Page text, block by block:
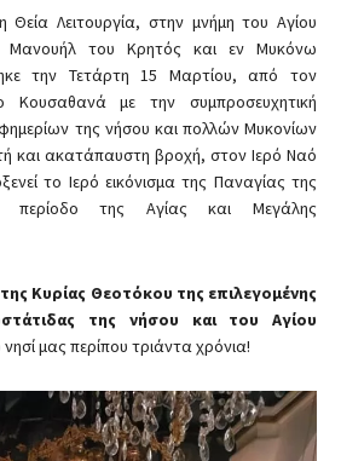
Θεία Λειτουργία, στην μνήμη του Αγίου
Μανουήλ του Κρητός και εν Μυκόνω
την Τετάρτη 15 Μαρτίου, από τον
Κουσαθανά με την συμπροσευχητική
της νήσου και πολλών Μυκονίων
και ακατάπαυστη βροχή, στον Ιερό Ναό
το Ιερό εικόνισμα της Παναγίας της
περίοδο της Αγίας και Μεγάλης
Κυρίας Θεοτόκου της επιλεγομένης
της νήσου και του Αγίου
μας περίπου τριάντα χρόνια!